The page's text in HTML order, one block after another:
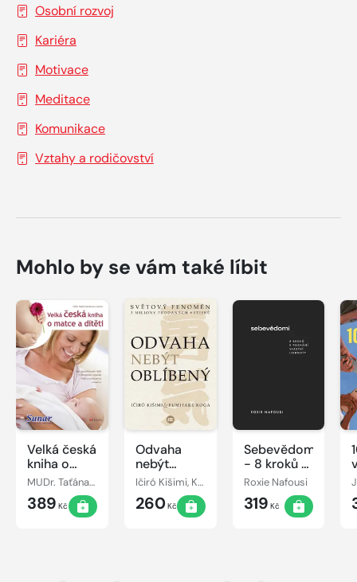
Osobní rozvoj
Kariéra
Motivace
Meditace
Komunikace
Vztahy a rodičovství
Mohlo by se vám také líbit
Velká česká
kniha o
matce a
dítěti
MUDr. Taťána Hanáková
389 Kč
Odvaha
nebýt
oblíbený
Ičiró Kišimi, Koga Fumitake
260Kč
Sebevědomí
- 8 kroků k
poznání
vlastní
hodnoty
Roxie Nafousi
319 Kč